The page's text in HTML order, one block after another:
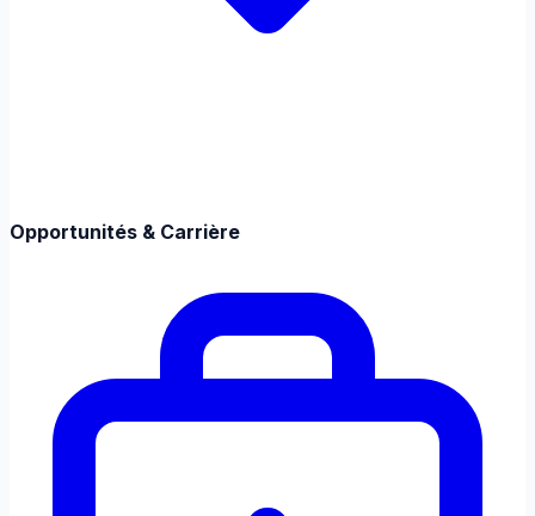
Opportunités & Carrière